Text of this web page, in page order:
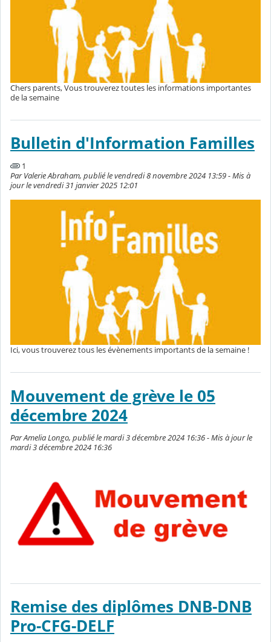
Chers parents, Vous trouverez toutes les informations importantes
de la semaine
Bulletin d'Information Familles
1
Par Valerie Abraham, publié le vendredi 8 novembre 2024 13:59 - Mis à
jour le vendredi 31 janvier 2025 12:01
Ici, vous trouverez tous les évènements importants de la semaine !
Mouvement de grève le 05
décembre 2024
Par Amelia Longo, publié le mardi 3 décembre 2024 16:36 - Mis à jour le
mardi 3 décembre 2024 16:36
Remise des diplômes DNB-DNB
Pro-CFG-DELF